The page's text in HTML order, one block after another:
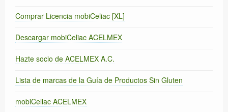
Comprar Licencia mobiCeliac [XL]
Descargar mobiCeliac ACELMEX
Hazte socio de ACELMEX A.C.
Lista de marcas de la Guía de Productos Sin Gluten
mobiCeliac ACELMEX